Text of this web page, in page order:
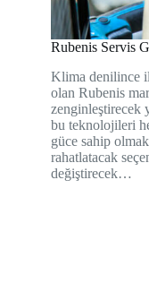
Rubenis Servis
Klima denilince
olan Rubenis
zenginleştirecek
bu teknolojileri
güce sahip
rahatlatacak
değiştirecek…